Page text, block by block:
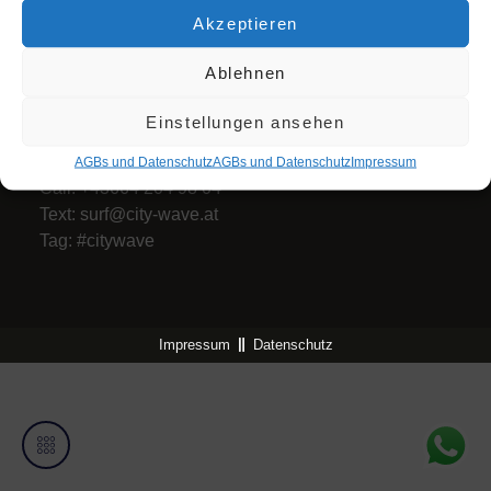
Akzeptieren
Ablehnen
Einstellungen ansehen
AGBs und DatenschutzAGBs und DatenschutzImpres­sum
Zum Newsletter anmelden
Citywave Austria
Call: +43664 204 98 04
Text: surf@city-wave.at
Tag: #citywave
Impressum Datenschutz